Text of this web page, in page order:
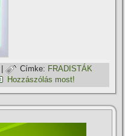
| Címke: FRADISTÁK
Hozzászólás most!